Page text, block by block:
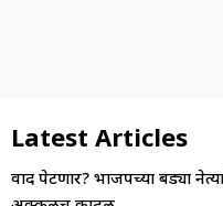
Latest Articles
वाद पेटणार? भाजपच्या बड्या